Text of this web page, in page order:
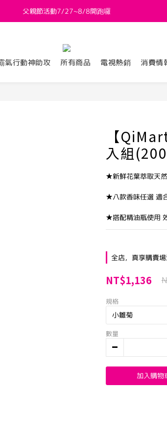
新會員送 $800購物金
父親節活動7/27~8/8開跑囉
氣行動神助攻 所有商品 電視熱銷 消費情
【
入組
★新鮮花葉萃取天
★八款香味任選 適
★搭配精油瓶使用
全店，真享購賣
NT$1,136
規格
數量
加入購物